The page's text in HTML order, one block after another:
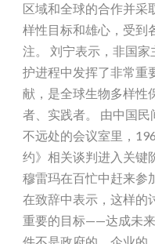
区域和全球的合作并采
样性目标和雄心，受到
注。 刘宁表示，非国
护进程中发挥了非常重
献，是全球生物多样性
者、实践者。 由中国民
不远处的会议室里，
约》相关谈判进入关键
穆雷玛在百忙中赶来参
在致辞中表示，这样的
重要的目标——达成未